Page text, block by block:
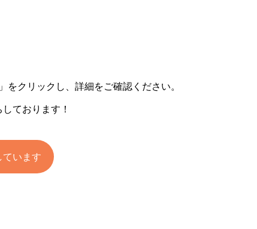
クリックし、詳細をご確認ください。
ております！
ています